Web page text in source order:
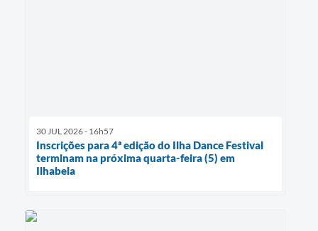
30 JUL 2026 - 16h57
Inscrições para 4ª edição do Ilha Dance Festival
terminam na próxima quarta-feira (5) em
Ilhabela